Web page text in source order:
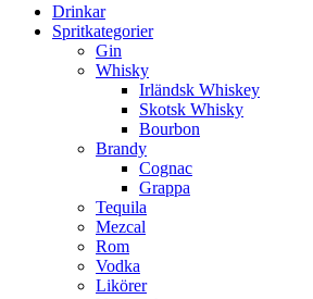
Drinkar
Spritkategorier
Gin
Whisky
Irländsk Whiskey
Skotsk Whisky
Bourbon
Brandy
Cognac
Grappa
Tequila
Mezcal
Rom
Vodka
Likörer